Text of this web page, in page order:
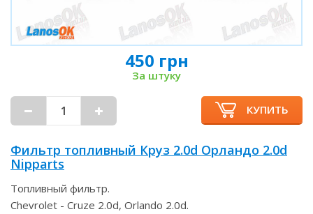
450 грн
За штуку
КУПИТЬ
Фильтр топливный Круз 2.0d Орландо 2.0d
Nipparts
Топливный фильтр.
Chevrolet - Cruze 2.0d, Orlando 2.0d.